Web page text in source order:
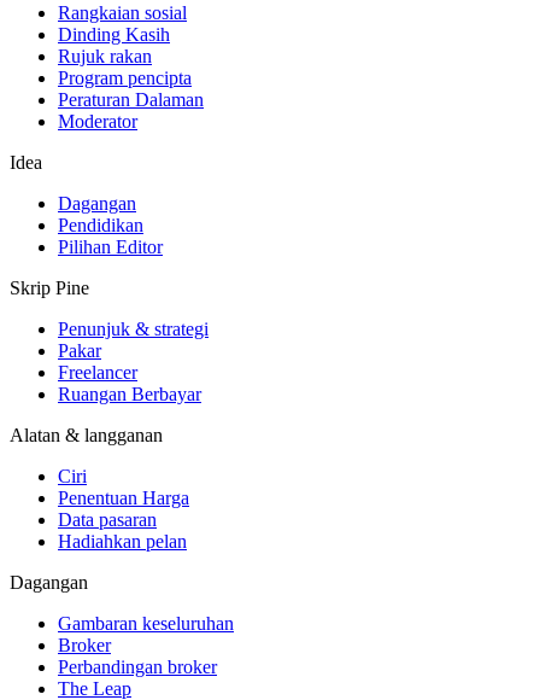
Rangkaian sosial
Dinding Kasih
Rujuk rakan
Program pencipta
Peraturan Dalaman
Moderator
Idea
Dagangan
Pendidikan
Pilihan Editor
Skrip Pine
Penunjuk & strategi
Pakar
Freelancer
Ruangan Berbayar
Alatan & langganan
Ciri
Penentuan Harga
Data pasaran
Hadiahkan pelan
Dagangan
Gambaran keseluruhan
Broker
Perbandingan broker
The Leap